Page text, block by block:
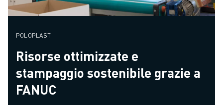
POLOPLAST
Risorse ottimizzate e
stampaggio sostenibile grazie a
FANUC